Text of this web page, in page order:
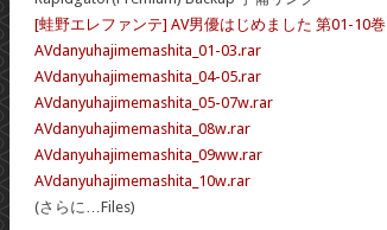
[蛙野エレファンテ] AV男優はじめました 第01-10巻
AVdanyuhajimemashita_01-03.rar
AVdanyuhajimemashita_04-05.rar
AVdanyuhajimemashita_05-07w.rar
AVdanyuhajimemashita_08w.rar
AVdanyuhajimemashita_09ww.rar
AVdanyuhajimemashita_10w.rar
(さらに…Files)